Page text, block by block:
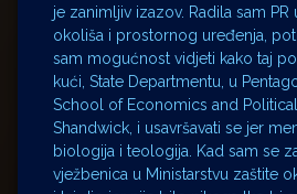
je zanimljiv izazov. Radila sam PR
okoliša i prostornog uređenja,
sam mogućnost vidjeti kako taj
kući, State Departmentu, u
School of Economics and
Shandwick, i usavršavati se jer
biologija i teologija. Kad sam se
vježbenica u Ministarstvu zaštite